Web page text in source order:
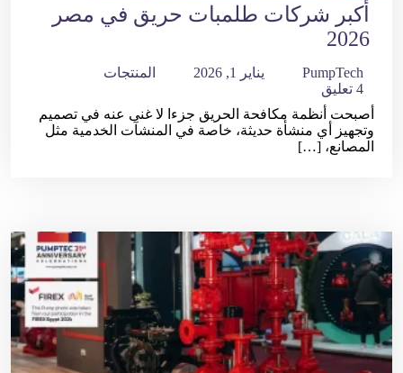
أكبر شركات طلمبات حريق في مصر
2026
PumpTech يناير 1, 2026
المنتجات
4 تعليق
أصبحت أنظمة مكافحة الحريق جزءا لا غنى عنه في تصميم
وتجهيز أي منشأة حديثة، خاصة في المنشآت الخدمية مثل
المصانع، […]